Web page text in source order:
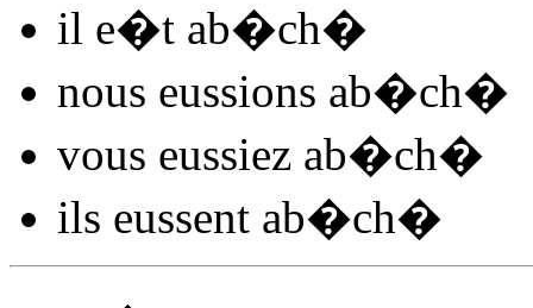
il e�t ab�ch�
nous eussions ab�ch�
vous eussiez ab�ch�
ils eussent ab�ch�